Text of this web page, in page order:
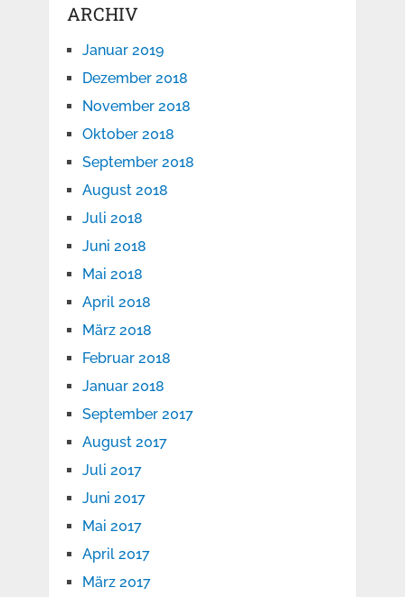
ARCHIV
Januar 2019
Dezember 2018
November 2018
Oktober 2018
September 2018
August 2018
Juli 2018
Juni 2018
Mai 2018
April 2018
März 2018
Februar 2018
Januar 2018
September 2017
August 2017
Juli 2017
Juni 2017
Mai 2017
April 2017
März 2017